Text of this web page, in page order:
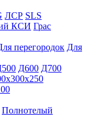
ЛСР SLS
КСИ Грас
перегородок Для
Д600 Д700
Полнотелый